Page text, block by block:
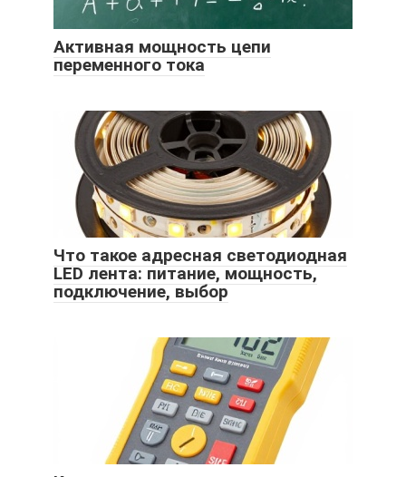
Активная мощность цепи
переменного тока
Что такое адресная светодиодная
LED лента: питание, мощность,
подключение, выбор